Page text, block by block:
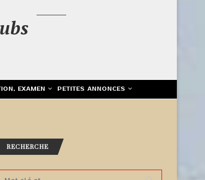
EXAMEN PETITES ANNONCES
RECHERCHE